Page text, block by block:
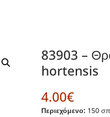
83903 –
hortensis
4.00€
Περιεχόμενο: 150